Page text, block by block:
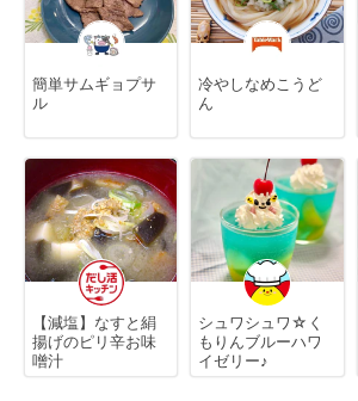
簡単サムギョプサ
ル
冷やしなめこうど
ん
【減塩】なすと絹
揚げのピリ辛お味
噌汁
シュワシュワ☆く
もりんブルーハワ
イゼリー♪